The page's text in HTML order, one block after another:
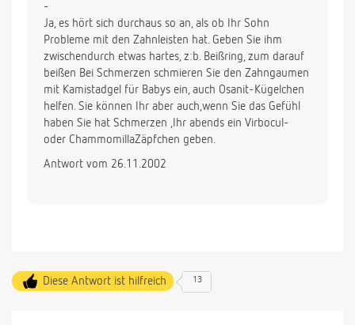
-
Ja, es hört sich durchaus so an, als ob Ihr Sohn
Probleme mit den Zahnleisten hat. Geben Sie ihm
zwischendurch etwas hartes, z:b. Beißring, zum darauf
beißen Bei Schmerzen schmieren Sie den Zahngaumen
mit Kamistadgel für Babys ein, auch Osanit-Kügelchen
helfen. Sie können Ihr aber auch,wenn Sie das Gefühl
haben Sie hat Schmerzen ,Ihr abends ein Virbocul-
oder ChammomillaZäpfchen geben.
Antwort vom 26.11.2002
Diese Antwort ist hilfreich 13